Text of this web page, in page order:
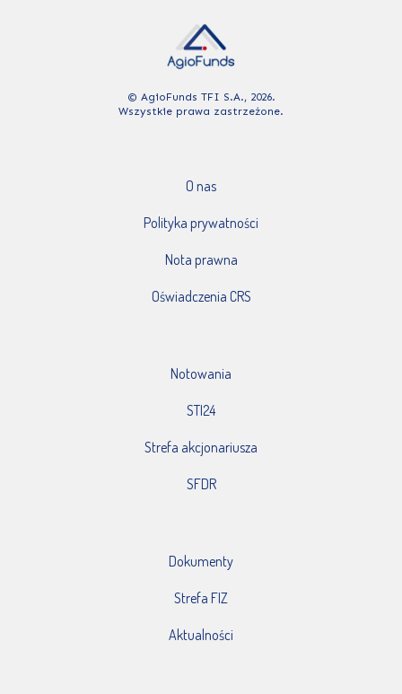
© AgioFunds TFI S.A., 2026.
Wszystkie prawa zastrzeżone.
O nas
Polityka prywatności
Nota prawna
Oświadczenia CRS
Notowania
STI24
Strefa akcjonariusza
SFDR
Dokumenty
Strefa FIZ
Aktualności